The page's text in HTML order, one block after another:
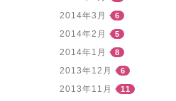
2014年3月 6
2014年2月 5
2014年1月 8
2013年12月 6
2013年11月 11